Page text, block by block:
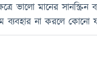
ভালো মানের সানস্ক্রিন
ব্যবহার না করলে কোনো